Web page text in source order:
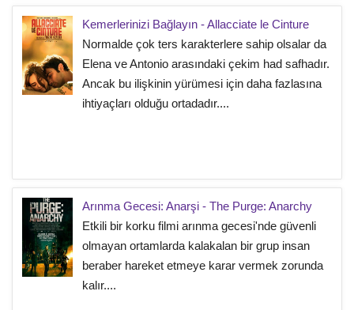
Kemerlerinizi Bağlayın - Allacciate le Cinture
Normalde çok ters karakterlere sahip olsalar da
Elena ve Antonio arasındaki çekim had safhadır.
Ancak bu ilişkinin yürümesi için daha fazlasına
ihtiyaçları olduğu ortadadır....
Arınma Gecesi: Anarşi - The Purge: Anarchy
Etkili bir korku filmi arınma gecesi'nde güvenli
olmayan ortamlarda kalakalan bir grup insan
beraber hareket etmeye karar vermek zorunda
kalır....